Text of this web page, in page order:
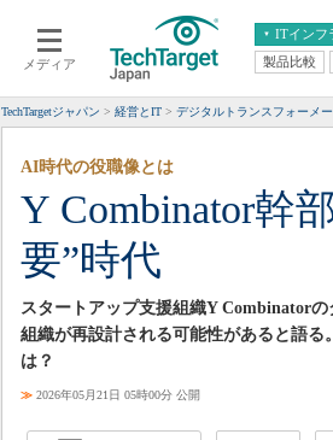
メディア
ITインフ
クラウド
スマートモバイル
ネットワーク
システム運用管理
エンタープライ
ERP
情報系システム
製品比較
TechTargetジャパン 経営とIT デジタルトランスフォーメ
Y Combinator幹
要”時代
AI時代の役職像とは
スタートアップ支援組織Y Combinator
組織が再設計される可能性があると語
は？
≫ 2026年05月21日 05時00分 公開